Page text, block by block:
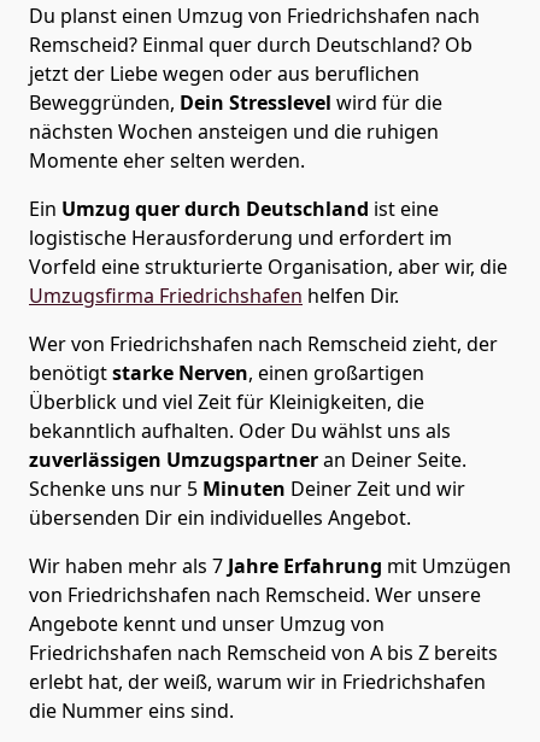
Du planst einen Umzug von Friedrichshafen nach
Remscheid? Einmal quer durch Deutschland? Ob
jetzt der Liebe wegen oder aus beruflichen
Beweggründen, Dein Stresslevel wird für die
nächsten Wochen ansteigen und die ruhigen
Momente eher selten werden.
Ein Umzug quer durch Deutschland ist eine
logistische Herausforderung und erfordert im
Vorfeld eine strukturierte Organisation, aber wir, die
Umzugsfirma Friedrichshafen helfen Dir.
Wer von Friedrichshafen nach Remscheid zieht, der
benötigtstarke Nerven, einen großartigen
Überblick und viel Zeit für Kleinigkeiten, die
bekanntlich aufhalten. Oder Du wählst uns als
zuverlässigen Umzugspartneran Deiner Seite.
Schenke uns nur 5 Minuten Deiner Zeit und wir
übersenden Dir ein individuelles Angebot.
Wir haben mehr als 7 Jahre Erfahrung mit Umzügen
von Friedrichshafen nach Remscheid. Wer unsere
Angebote kennt und unser Umzug von
Friedrichshafen nach Remscheid von A bis Z bereits
erlebt hat, der weiß, warum wir in Friedrichshafen
die Nummer eins sind.